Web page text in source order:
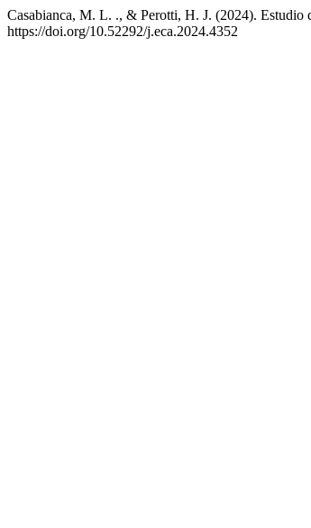
Casabianca, M. L. ., & Perotti, H. J. (2024). Estudio
https://doi.org/10.52292/j.eca.2024.4352